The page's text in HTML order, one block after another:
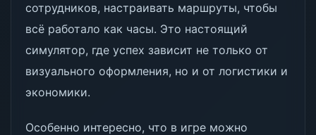
сотрудников, настраивать маршруты, чтобы
всё работало как часы. Это настоящий
симулятор, где успех зависит не только от
визуального оформления, но и от логистики и
экономики.
Особенно интересно, что в игре можно